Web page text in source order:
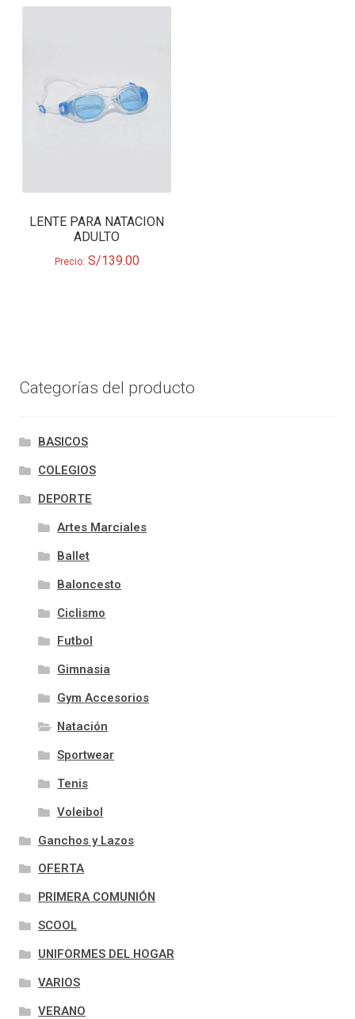
LENTE PARA NATACION
ADULTO
Precio: S/139.00
Categorías del producto
BASICOS
COLEGIOS
DEPORTE
Artes Marciales
Ballet
Baloncesto
Ciclismo
Futbol
Gimnasia
Gym Accesorios
Natación
Sportwear
Tenis
Voleibol
Ganchos y Lazos
OFERTA
PRIMERA COMUNIÓN
SCOOL
UNIFORMES DEL HOGAR
VARIOS
VERANO